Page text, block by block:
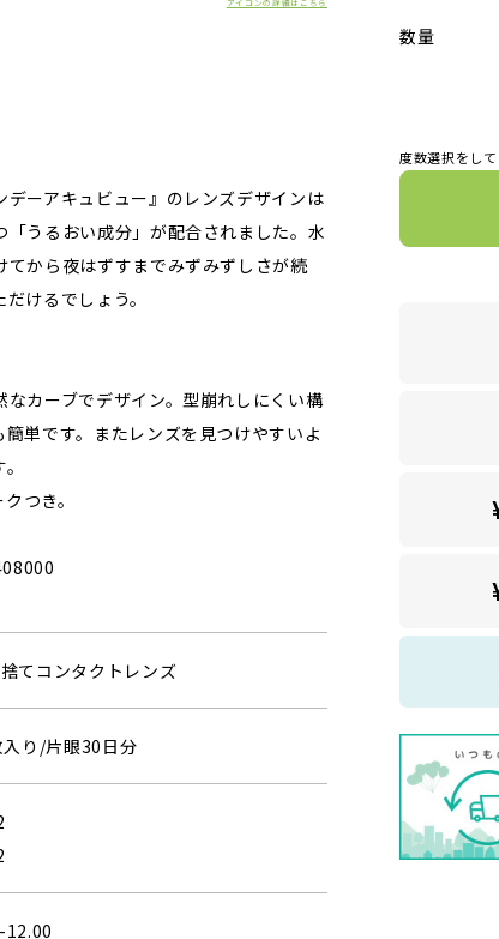
アイコンの詳細はこちら
ーアキュビュー』のレンズデザインは
うるおい成分」が配合されました。水
から夜はずすまでみずみずしさが続
けるでしょう。
カーブでデザイン。型崩れしにくい構
単です。またレンズを見つけやすいよ
つき。
てコンタクトレンズ
り/片眼30日分
数量
度数選択をし